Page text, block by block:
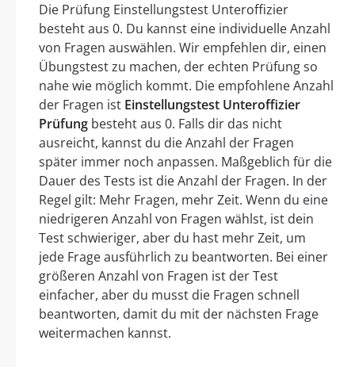
Die Prüfung Einstellungstest Unteroffizier
besteht aus 0. Du kannst eine individuelle Anzahl
von Fragen auswählen. Wir empfehlen dir, einen
Übungstest zu machen, der echten Prüfung so
nahe wie möglich kommt. Die empfohlene Anzahl
der Fragen ist Einstellungstest Unteroffizier
Prüfung besteht aus 0. Falls dir das nicht
ausreicht, kannst du die Anzahl der Fragen
später immer noch anpassen. Maßgeblich für die
Dauer des Tests ist die Anzahl der Fragen. In der
Regel gilt: Mehr Fragen, mehr Zeit. Wenn du eine
niedrigeren Anzahl von Fragen wählst, ist dein
Test schwieriger, aber du hast mehr Zeit, um
jede Frage ausführlich zu beantworten. Bei einer
größeren Anzahl von Fragen ist der Test
einfacher, aber du musst die Fragen schnell
beantworten, damit du mit der nächsten Frage
weitermachen kannst.